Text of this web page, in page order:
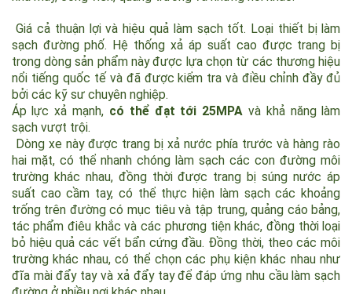
dụng trong ngõ sau, vỉa hè, phố thương mại, trường học, khu
nhà máy, công viên, quảng trường và những nơi khác.
Giá cả thuận lợi và hiệu quả làm sạch tốt. Loại thiết bị làm
sạch đường phố. Hệ thống xả áp suất cao được trang bị
trong dòng sản phẩm này được lựa chọn từ các thương hiệu
nổi tiếng quốc tế và đã được kiểm tra và điều chỉnh đầy đủ
bởi các kỹ sư chuyên nghiệp.
Áp lực xả mạnh,có thể đạt tới 25MPAvà khả năng làm
sạch vượt trội.
Dòng xe này được trang bị xả nước phía trước và hàng rào
hai mặt, có thể nhanh chóng làm sạch các con đường môi
trường khác nhau, đồng thời được trang bị súng nước áp
suất cao cầm tay, có thể thực hiện làm sạch các khoảng
trống trên đường có mục tiêu và tập trung, quảng cáo bảng,
tác phẩm điêu khắc và các phương tiện khác, đồng thời loại